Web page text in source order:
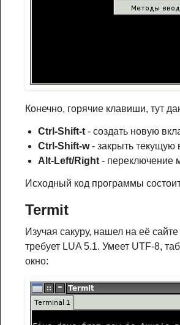
Конечно, горячие клавиши, тут
Ctrl-Shift-t- создать новую
Ctrl-Shift-w- закрыть текущую
Alt-Left/Right- переключение
Исходный код программы
Termit
Изучая сакуру, нашел на её
требует LUA 5.1. Умеет UTF-8,
окно: